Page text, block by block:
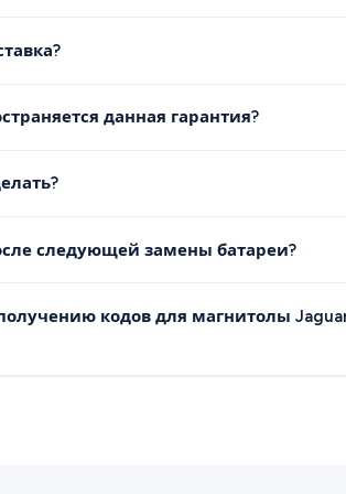
данная гарантия?
следующей замены батареи?
кодов для магнитолы